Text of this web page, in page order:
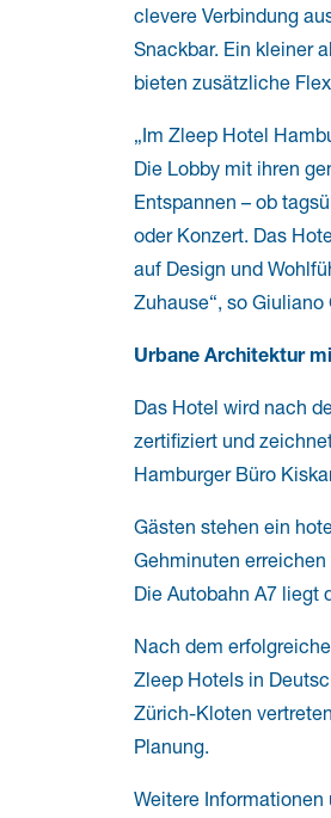
clevere Verbindung
Snackbar. Ein kleiner
bieten zusätzliche
„Im Zleep Hotel
Die Lobby mit ihren
Entspannen – ob
oder Konzert. Das
auf Design und
Zuhause“, so
Urbane Architektur
Das Hotel wird nach
zertifiziert und
Hamburger Büro
Gästen stehen ein
Gehminuten
Die Autobahn A7 liegt
Nach dem
Zleep Hotels in
Zürich-Kloten
Planung.
Weitere Informationen